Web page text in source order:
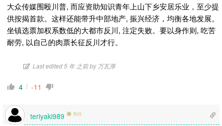
大众传媒围殴川普, 而应资助知识青年上山下乡安居乐业，至少提
供按揭首款。这样还能带升中部地产, 振兴经济，均衡各地发展。
坐镇选票加权系数低的大都市反川, 注定失败。要以身作则, 吃苦
耐劳, 以自己的肉票长征反川才行。
Last edited 5 年 之前 by 万瓦厚
4 -11
teriyaki989 离线